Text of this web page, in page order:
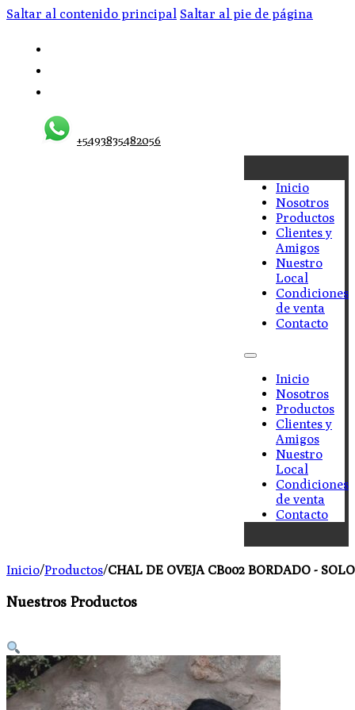
Saltar al contenido principal Saltar al pie de página
+5493835482056
Inicio
Nosotros
Productos
Clientes y
Amigos
Nuestro
Local
Condiciones
de venta
Contacto
Inicio
Nosotros
Productos
Clientes y
Amigos
Nuestro
Local
Condiciones
de venta
Contacto
Inicio/Productos/CHAL DE OVEJA CB002 BORDADO -
Nuestros Productos